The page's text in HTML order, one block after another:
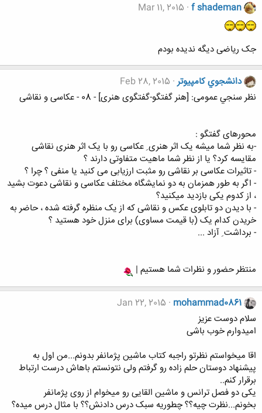
f shademan
Mar 11, 2015
جک ریاضی دیگه ندیده بودم
دانشجوي كامپيوتر Feb 28, 2015
نظر سنجي عمومی: [هنر گفتگو-گفتگوی هنری] - 08 - عکاسی و نقاشی
محورهای گفتگو :
-به نظر شما میشه یک اثر هنری ِ عکاسی رو با یک اثر هنری نقاشی
مقایسه کرد؟ یا از نظر شما ماهیت متفاوتی دارند ؟
- تاثیرات عکاسی بر نقاشی رو مثبت ارزیابی می کنید یا منفی ؟ چرا ؟
- اگر به طور همزمان به دو نمایشگاه مختلف عکاسی و نقاشی دعوت بشید
، از کدوم یکی بازدید میکنید؟
- با دیدن دو تابلوی عکس و نقاشی که از یک منظره گرفته شده ، حاضر به
خریدن کدام یک (با قیمت مساوی) برای منزل خود هستید ؟
- برداشت ِ آزاد ...
منتظر حضور و نظرات شما هستیم |
mohammad0861
Jan 22, 2015
سلام دوست عزیز
امیدوارم خوب باشی
اقا میخواستم نظرتو راجبه کتاب ماشین پژمانفر بدونم...من اول به
پیشنهاد دوستان حلم زاده رو گرفتم ولی نتونستم باهاش درست ارتباط
برقرار کنم..
یکی دو فصل ترانس و ماشین القایی رو میخوام از روی پژمانفر
بخونم...نظرت چیه؟؟ چطوریه سبک درس دادنش؟؟ با مثال درس میده؟